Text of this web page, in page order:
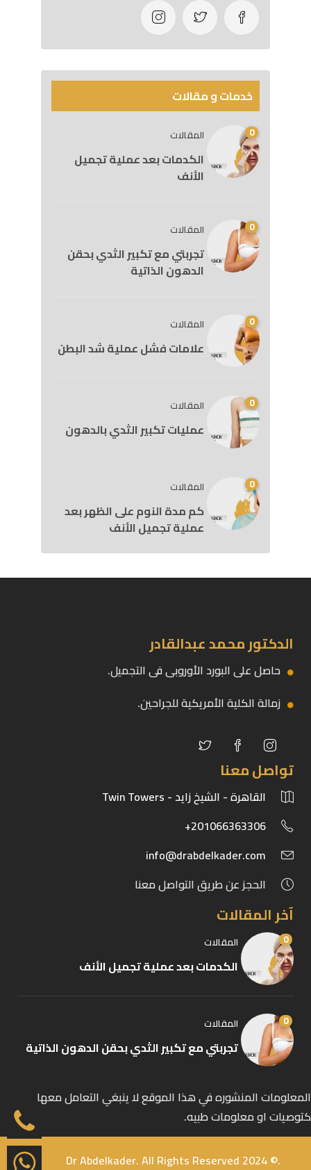
خدمات و مقالات
0 المقالات
الكدمات بعد عملية تجميل
الأنف
0 المقالات
تجربتي مع تكبير الثدي بحقن
الدهون الذاتية
0 المقالات
علامات فشل عملية شد البطن
0 المقالات
عمليات تكبير الثدي بالدهون
0 المقالات
كم مدة النوم على الظهر بعد
عملية تجميل الأنف
الدكتور محمد عبدالقادر
حاصل على البورد الأوروبى فى التجميل.
زمالة الكلية الأمريكية للجراحين.
تواصل معنا
القاهرة - الشيخ زايد - Twin Towers
201066363306+
info@drabdelkader.com
الحجز عن طريق التواصل معنا
آخر المقالات
0 المقالات
الكدمات بعد عملية تجميل الأنف
0 المقالات
تجربتي مع تكبير الثدي بحقن الدهون الذاتية
المعلومات المنشوره في هذا الموقع لا ينبغي التعامل معها
كتوصيات او معلومات طبيه.
.© 2024 Dr Abdelkader. All Rights Reserved